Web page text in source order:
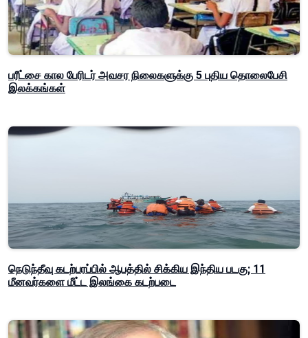
பரீட்சை கால பேரிடர் அவசர நிலைகளுக்கு 5 புதிய தொலைபேசி
இலக்கங்கள்
நெடுந்தீவு கடற்பரப்பில் ஆபத்தில் சிக்கிய இந்திய படகு; 11
மீனவர்களை மீட்ட இலங்கை கடற்படை